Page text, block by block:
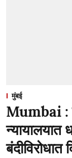
मुंबई
Mumbai :